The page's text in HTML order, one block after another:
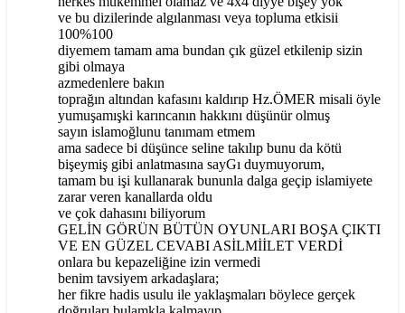
ve bu dizilerinde algılanması veya topluma etkisii
100%100
diyemem tamam ama bundan çık güzel etkilenip sizin
gibi olmaya
azmedenlere bakın
toprağın altından kafasını kaldırıp Hz.ÖMER misali öyle
yumuşamışki karıncanın hakkını düşünür olmuş
sayın islamoğlunu tanımam etmem
ama sadece bi düşünce seline takılıp bunu da kötü
bişeymiş gibi anlatmasına sayGı duymuyorum,
tamam bu işi kullanarak bununla dalga geçip islamiyete
zarar veren kanallarda oldu
ve çok dahasını biliyorum
GELİN GÖRÜN BÜTÜN OYUNLARI BOŞA ÇIKTI
VE EN GÜZEL CEVABI ASİLMİİLET VERDİ
onlara bu kepazeliğine izin vermedi
benim tavsiyem arkadaşlara;
her fikre hadis usulu ile yaklaşmaları böylece gerçek